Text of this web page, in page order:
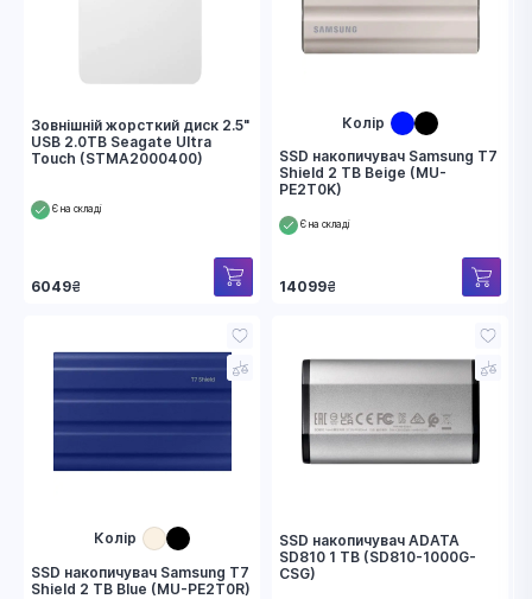
Зовнішній жорсткий диск 2.5"
USB 2.0TB Seagate Ultra
Touch (STMA2000400)
Є на складі
6049₴
Колір
SSD накопичувач Samsung T7
Shield 2 TB Beige (MU-
PE2T0K)
Є на складі
14099₴
Колір
SSD накопичувач Samsung T7
Shield 2 TB Blue (MU-PE2T0R)
SSD накопичувач ADATA
SD810 1 TB (SD810-1000G-
CSG)